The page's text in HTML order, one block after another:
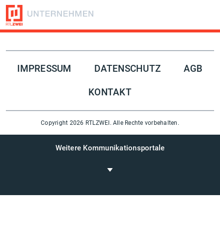
IMPRESSUM DATENSCHUTZ AGB
KONTAKT
Folge uns auf
Copyright 2026 RTLZWEI. Alle Rechte vorbehalten.
Weitere Kommunikationsportale